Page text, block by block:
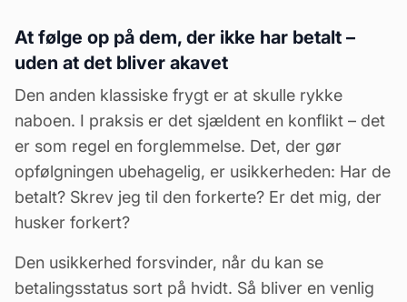
At følge op på dem, der ikke har betalt –
uden at det bliver akavet
Den anden klassiske frygt er at skulle rykke
naboen. I praksis er det sjældent en konflikt – det
er som regel en forglemmelse. Det, der gør
opfølgningen ubehagelig, er usikkerheden: Har de
betalt? Skrev jeg til den forkerte? Er det mig, der
husker forkert?
Den usikkerhed forsvinder, når du kan se
betalingsstatus sort på hvidt. Så bliver en venlig